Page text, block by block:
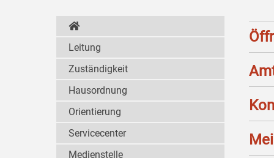
Leitung
Zuständigkeit
Hausordnung
Orientierung
Servicecenter
Medienstelle